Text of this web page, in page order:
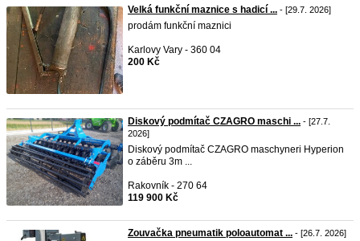
Velká funkční maznice s hadicí ... - [29.7. 2026]
prodám funkční maznici
Karlovy Vary - 360 04
200 Kč
Diskový podmítač CZAGRO maschi ... - [27.7.
2026]
Diskový podmítač CZAGRO maschyneri Hyperion
o záběru 3m ...
Rakovník - 270 64
119 900 Kč
Zouvačka pneumatik poloautomat ... - [26.7. 2026]